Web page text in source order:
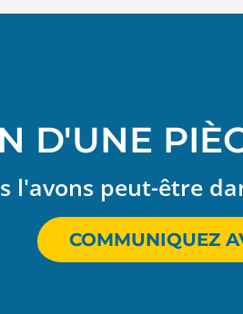
D'UNE
l'avons peut-être
COMMUNIQUEZ